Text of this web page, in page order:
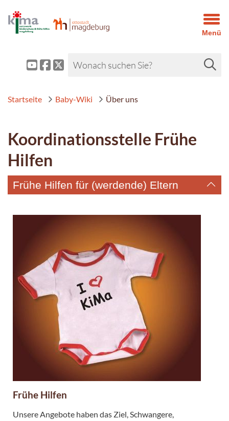
Menü
Startseite Baby-Wiki Über uns
Koordinationsstelle Frühe
Hilfen
Frühe Hilfen für (werdende) Eltern
Frühe Hilfen
Unsere Angebote haben das Ziel, Schwangere,